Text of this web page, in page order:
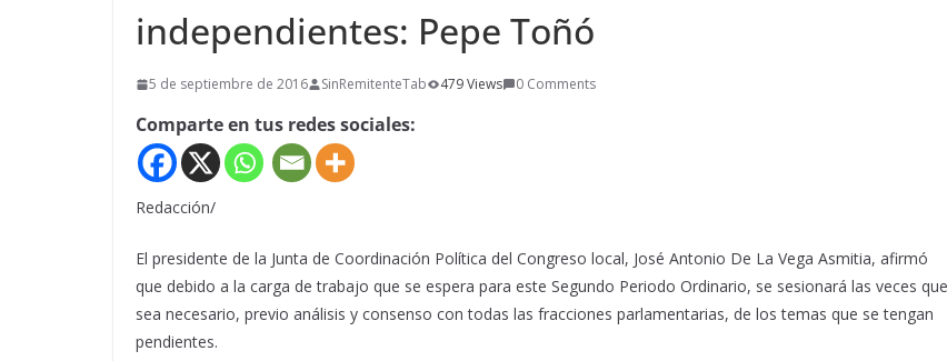
independientes: Pepe Toñó
5 de septiembre de 2016 SinRemitenteTab 479 Views 0 Comments
Comparte en tus redes sociales:
Redacción/
El presidente de la Junta de Coordinación Política del Congreso local, José Antonio De La Vega Asmitia, afirmó
que debido a la carga de trabajo que se espera para este Segundo Periodo Ordinario, se sesionará las veces que
sea necesario, previo análisis y consenso con todas las fracciones parlamentarias, de los temas que se tengan
pendientes.